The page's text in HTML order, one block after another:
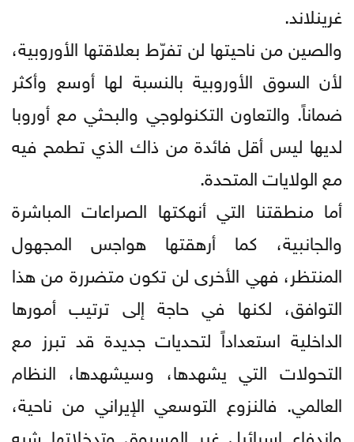
غرينلاند.
والصين من ناحيتها لن تفرّط بعلاقتها الأوروبية،
لأن السوق الأوروبية بالنسبة لها أوسع وأكثر
ضماناً. والتعاون التكنولوجي والبحثي مع أوروبا
لديها ليس أقل فائدة من ذاك الذي تطمح فيه
مع الولايات المتحدة.
أما منطقتنا التي أنهكتها الصراعات المباشرة
والجانبية، كما أرهقتها هواجس المجهول
المنتظر، فهي الأخرى لن تكون متضررة من هذا
التوافق، لكنها في حاجة إلى ترتيب أمورها
الداخلية استعداداً لتحديات جديدة قد تبرز مع
التحولات التي يشهدها، وسيشهدها، النظام
العالمي. فالنزوع التوسعي الإيراني من ناحية،
واندفاع إسرائيل غير المسبوق وتدخلاتها شبه